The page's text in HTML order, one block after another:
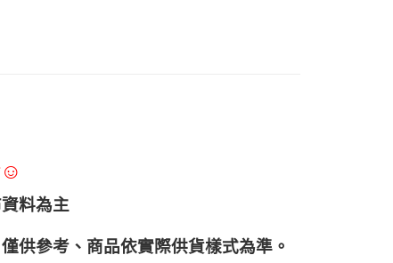
☺
料為主
供參考、商品依實際供貨樣式為準。